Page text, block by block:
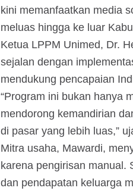
kini memanfaatkan media
meluas hingga ke luar
Ketua LPPM Unimed, Dr.
sejalan dengan
mendukung pencapaian
“Program ini bukan hanya
mendorong kemandirian
di pasar yang lebih luas,”
Mitra usaha, Mawardi,
karena pengirisan manual.
dan pendapatan keluarga